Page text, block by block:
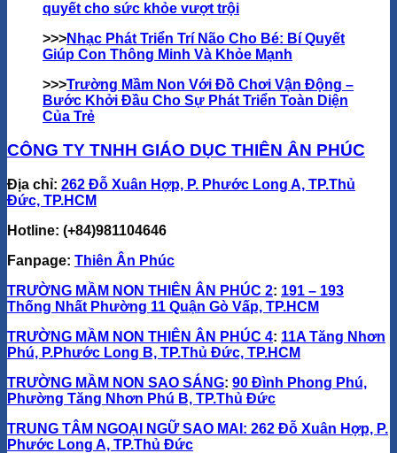
quyết cho sức khỏe vượt trội
>>>Nhạc Phát Triển Trí Não Cho Bé: Bí Quyết
Giúp Con Thông Minh Và Khỏe Mạnh
>>>Trường Mầm Non Với Đồ Chơi Vận Động –
Bước Khởi Đầu Cho Sự Phát Triển Toàn Diện
Của Trẻ
CÔNG TY TNHH GIÁO DỤC THIÊN ÂN PHÚC
Địa chỉ: 262 Đỗ Xuân Hợp, P. Phước Long A, TP.Thủ
Đức, TP.HCM
Hotline: (+84)981104646
Fanpage: Thiên Ân Phúc
TRƯỜNG MẦM NON THIÊN ÂN PHÚC 2: 191 – 193
Thống Nhất Phường 11 Quận Gò Vấp, TP.HCM
TRƯỜNG MẦM NON THIÊN ÂN PHÚC 4: 11A Tăng Nhơn
Phú, P.Phước Long B, TP.Thủ Đức, TP.HCM
TRƯỜNG MẦM NON SAO SÁNG: 90 Đình Phong Phú,
Phường Tăng Nhơn Phú B, TP.Thủ Đức
TRUNG TÂM NGOẠI NGỮ SAO MAI: 262 Đỗ Xuân Hợp, P.
Phước Long A, TP.Thủ Đức